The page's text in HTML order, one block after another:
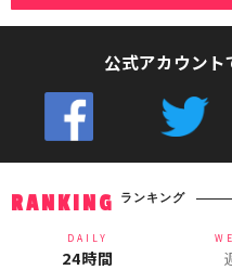
公式アカウント
RANKING ランキング
DAILY
24時間